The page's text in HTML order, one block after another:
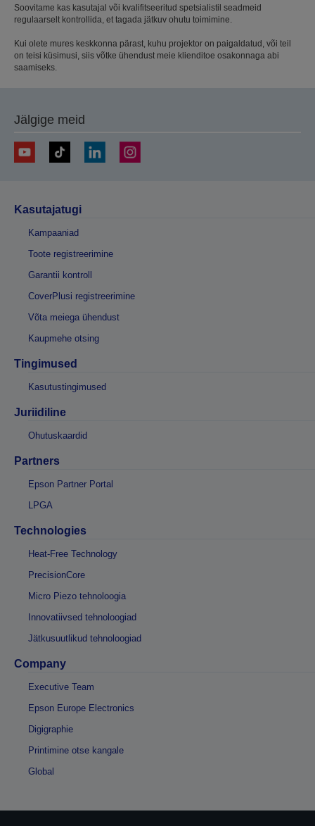
Soovitame kas kasutajal või kvalifitseeritud spetsialistil seadmeid
regulaarselt kontrollida, et tagada jätkuv ohutu toimimine.
Kui olete mures keskkonna pärast, kuhu projektor on paigaldatud, või teil
on teisi küsimusi, siis võtke ühendust meie klienditoe osakonnaga abi
saamiseks.
Jälgige meid
Kasutajatugi
Kampaaniad
Toote registreerimine
Garantii kontroll
CoverPlusi registreerimine
Võta meiega ühendust
Kaupmehe otsing
Tingimused
Kasutustingimused
Juriidiline
Ohutuskaardid
Partners
Epson Partner Portal
LPGA
Technologies
Heat-Free Technology
PrecisionCore
Micro Piezo tehnoloogia
Innovatiivsed tehnoloogiad
Jätkusuutlikud tehnoloogiad
Company
Executive Team
Epson Europe Electronics
Digigraphie
Printimine otse kangale
Global